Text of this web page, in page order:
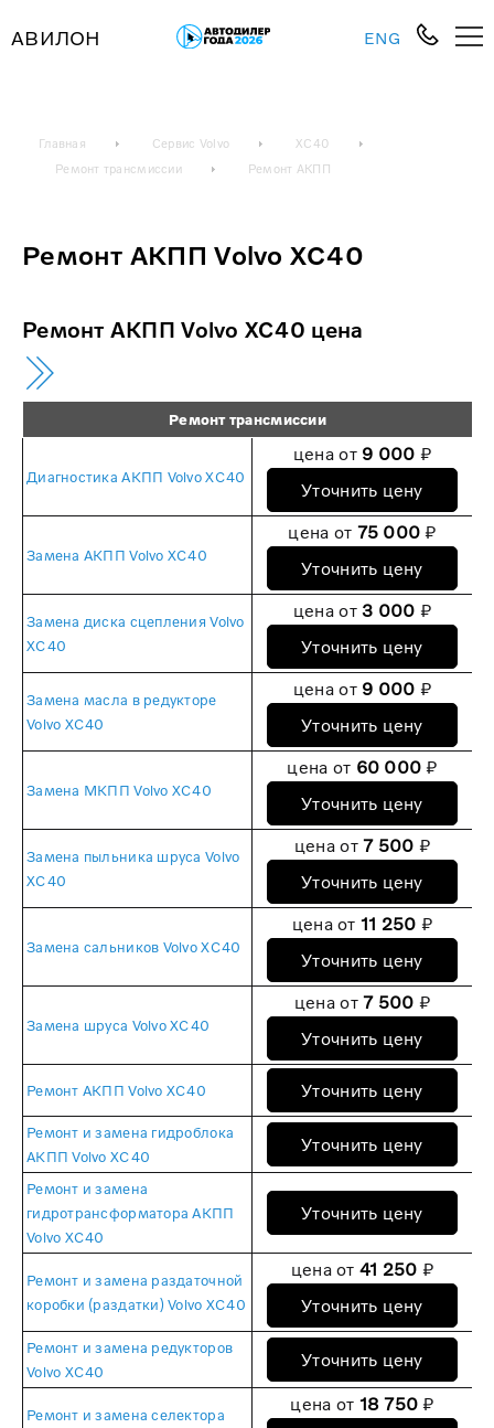
АВИЛОН ENG
Главная Сервис Volvo
XC40
Ремонт трансмиссии
Ремонт АКПП
Ремонт АКПП Volvo XC40
Ремонт АКПП Volvo XC40 цена
Ремонт трансмиссии
Диагностика АКПП Volvo XC40
цена от 9 000 ₽
Уточнить цену
Замена АКПП Volvo XC40
цена от 75 000 ₽
Уточнить цену
Замена диска сцепления Volvo
XC40
цена от3 000 ₽
Уточнить цену
Замена масла в редукторе
Volvo XC40
цена от 9 000 ₽
Уточнить цену
Замена МКПП Volvo XC40
цена от 60 000 ₽
Уточнить цену
Замена пыльника шруса Volvo
XC40
цена от7 500 ₽
Уточнить цену
Замена сальников Volvo XC40
цена от 11 250 ₽
Уточнить цену
Замена шруса Volvo XC40
цена от7 500 ₽
Уточнить цену
Ремонт АКПП Volvo XC40 Уточнить цену
Ремонт и замена гидроблока
АКПП Volvo XC40
Уточнить цену
Ремонт и замена
гидротрансформатора АКПП
Volvo XC40
Уточнить цену
Ремонт и замена раздаточной
коробки (раздатки) Volvo XC40
цена от 41 250 ₽
Уточнить цену
Ремонт и замена редукторов
Volvo XC40
Уточнить цену
Ремонт и замена селектора
цена от 18 750 ₽